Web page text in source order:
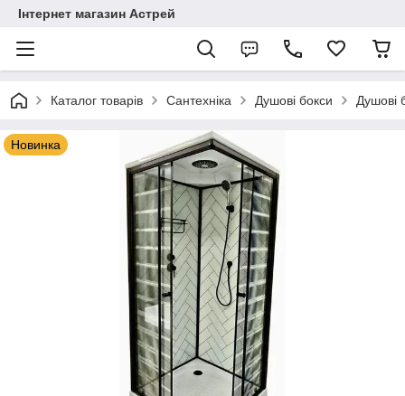
Інтернет магазин Астрей
Каталог товарів Сантехніка Душові бокси Душові
Новинка